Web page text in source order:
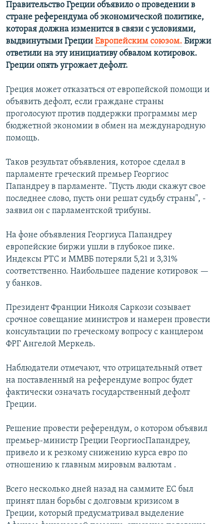
Все сайты РСЕ/РС
Правительство Греции объявило о проведении в
стране референдума об экономической политике,
которая должна изменится в связи с условиями,
выдвинутыми Греции Европейским союзом. Биржи
ответили на эту инициативу обвалом котировок.
Греции опять угрожает дефолт.
Греция может отказаться от европейской помощи и
объявить дефолт, если граждане страны
проголосуют против поддержки программы мер
бюджетной экономии в обмен на международную
помощь.
Таков результат объявления, которое сделал в
парламенте греческий премьер Георгиос
Папандреу в парламенте. "Пусть люди скажут свое
последнее слово, пусть они решат судьбу страны", -
заявил он с парламентской трибуны.
На фоне объявления Георгиуса Папандреу
европейские биржи ушли в глубокое пике.
Индексы РТС и ММВБ потеряли 5,21 и 3,31%
соответственно. Наибольшее падение котировок —
у банков.
Президент Франции Николя Саркози созывает
срочное совещание министров и намерен провести
консультации по греческому вопросу с канцлером
ФРГ Ангелой Меркель.
Наблюдатели отмечают, что отрицательный ответ
на поставленный на референдуме вопрос будет
фактически означать государственный дефолт
Греции.
Решение провести референдум, о котором объявил
премьер-министр Греции ГеоргиосПапандреу,
привело и к резкому снижению курса евро по
отношению к главным мировым валютам .
Всего несколько дней назад на саммите ЕС был
принят план борьбы с долговым кризисом в
Греции, который предусматривал выделение